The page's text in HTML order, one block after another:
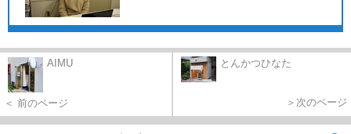
AIMU
＜ 前のページ
とんかつひなた
＞次のページ